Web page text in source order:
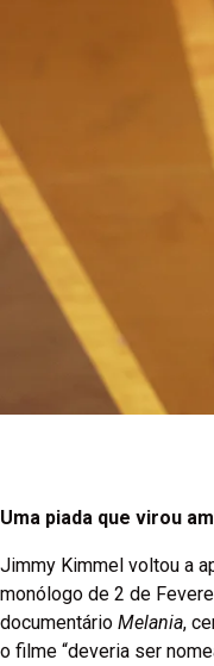
Uma piada que virou
Jimmy Kimmel voltou a
monólogo de 2 de
documentário Melania,
o filme “deveria ser